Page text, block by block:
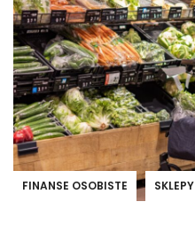
FINANSE OSOBISTE SKLEPY